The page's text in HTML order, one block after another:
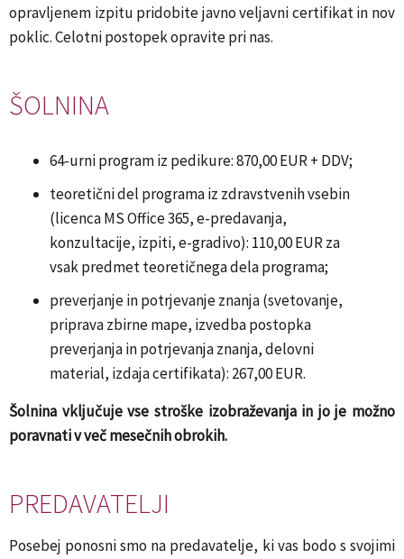
opravljenem izpitu pridobite javno veljavni certifikat in nov
poklic. Celotni postopek opravite pri nas.
ŠOLNINA
64-urni program iz pedikure: 870,00 EUR + DDV;
teoretični del programa iz zdravstvenih vsebin
(licenca MS Office 365, e-predavanja,
konzultacije, izpiti, e-gradivo): 110,00 EUR za
vsak predmet teoretičnega dela programa;
preverjanje in potrjevanje znanja (svetovanje,
priprava zbirne mape, izvedba postopka
preverjanja in potrjevanja znanja, delovni
material, izdaja certifikata): 267,00 EUR.
Šolnina vključuje vse stroške izobraževanja in jo je možno
poravnati v več mesečnih obrokih.
PREDAVATELJI
Posebej ponosni smo na predavatelje, ki vas bodo s svojimi